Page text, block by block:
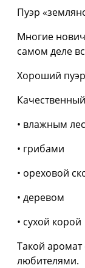
Пуэр
Многие
самом деле
Хороший
• влажным
• грибами
• ореховой
• деревом
• сухой корой
Такой аромат
любителями.